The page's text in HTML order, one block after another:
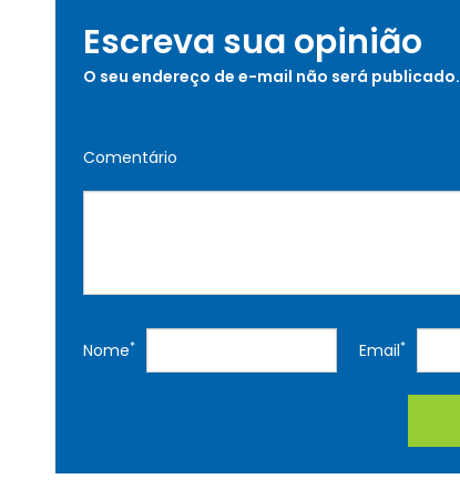
Escreva sua opinião
O seu endereço de e-mail não será publicado.
Comentário
Nome* Email*